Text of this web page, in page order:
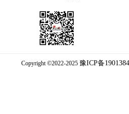
Copyright ©2022-2025 豫ICP备